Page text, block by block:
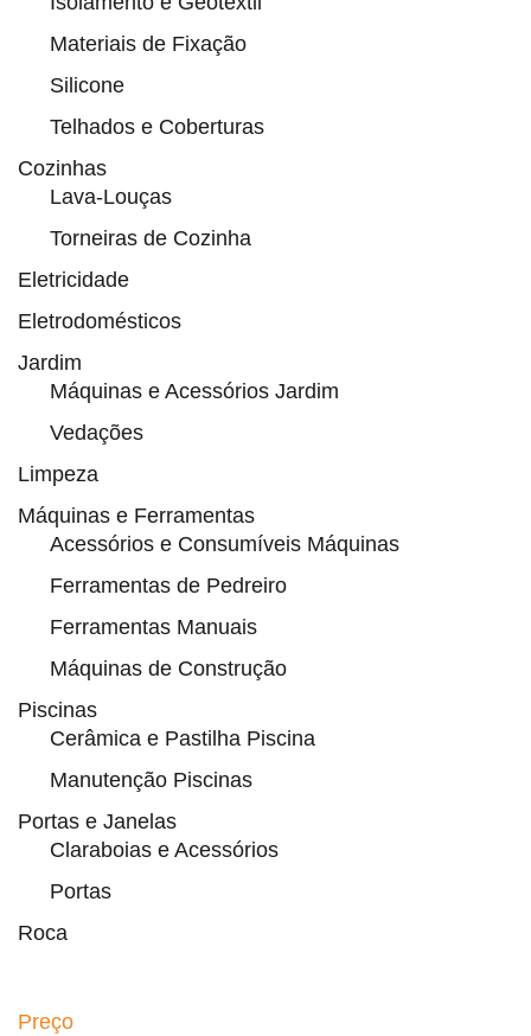
Materiais de Fixação
Silicone
Telhados e Coberturas
Cozinhas
Lava-Louças
Torneiras de Cozinha
Eletricidade
Eletrodomésticos
Jardim
Máquinas e Acessórios Jardim
Vedações
Limpeza
Máquinas e Ferramentas
Acessórios e Consumíveis Máquinas
Ferramentas de Pedreiro
Ferramentas Manuais
Máquinas de Construção
Piscinas
Cerâmica e Pastilha Piscina
Manutenção Piscinas
Portas e Janelas
Claraboias e Acessórios
Portas
Roca
Preço